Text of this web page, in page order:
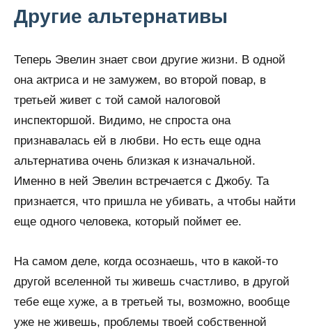
Другие альтернативы
Теперь Эвелин знает свои другие жизни. В одной
она актриса и не замужем, во второй повар, в
третьей живет с той самой налоговой
инспекторшой. Видимо, не спроста она
признавалась ей в любви. Но есть еще одна
альтернатива очень близкая к изначальной.
Именно в ней Эвелин встречается с Джобу. Та
признается, что пришла не убивать, а чтобы найти
еще одного человека, который поймет ее.
На самом деле, когда осознаешь, что в какой-то
другой вселенной ты живешь счастливо, в другой
тебе еще хуже, а в третьей ты, возможно, вообще
уже не живешь, проблемы твоей собственной